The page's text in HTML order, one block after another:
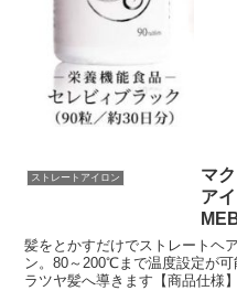
ストレートアイロン
マ
ア
髪をとかすだけでストレートヘ
ン。80～200℃まで温度設定が
ラツヤ髪へ導きます【商品仕様